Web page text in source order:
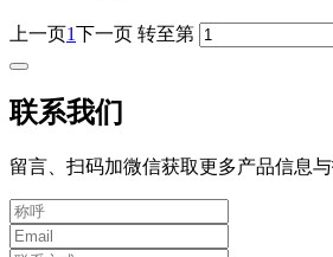
上一页1下一页 转至第
联系我们
留言、扫码加微信获取更多产品信息